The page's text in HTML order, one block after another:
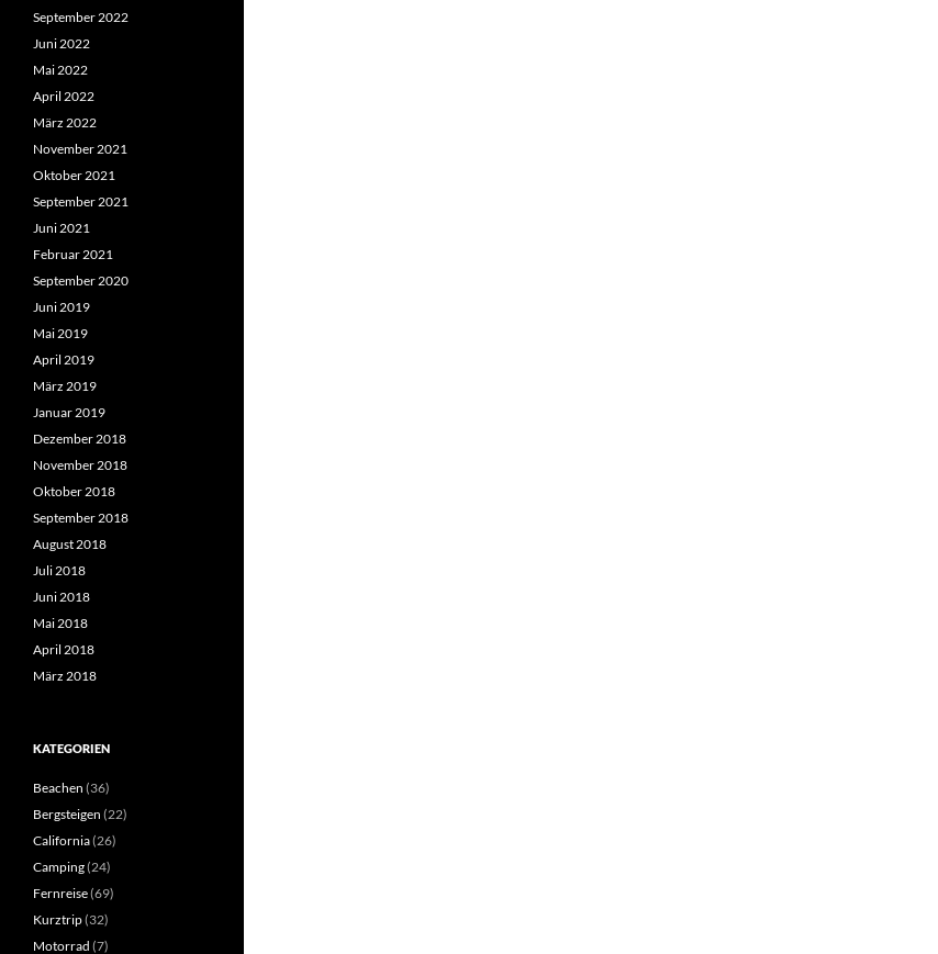
September 2022
Juni 2022
Mai 2022
April 2022
März 2022
November 2021
Oktober 2021
September 2021
Juni 2021
Februar 2021
September 2020
Juni 2019
Mai 2019
April 2019
März 2019
Januar 2019
Dezember 2018
November 2018
Oktober 2018
September 2018
August 2018
Juli 2018
Juni 2018
Mai 2018
April 2018
März 2018
KATEGORIEN
Beachen (36)
Bergsteigen (22)
California(26)
Camping(24)
Fernreise(69)
Kurztrip(32)
Motorrad (7)